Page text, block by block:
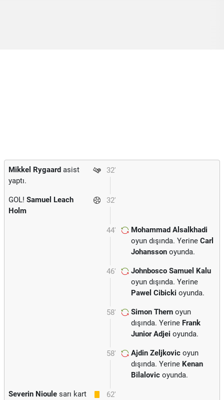
32'
Mikkel Rygaard asist
yaptı.
32'
GOL! Samuel Leach
Holm
44'
Mohammad Alsalkhadi
oyun dışında. Yerine Carl
Johansson oyunda.
46'
Johnbosco Samuel Kalu
oyun dışında. Yerine
Pawel Cibicki oyunda.
58' Simon Thern oyun
dışında. Yerine Frank
Junior Adjei oyunda.
58' Ajdin Zeljkovic oyun
dışında. Yerine Kenan
Bilalovic oyunda.
62'
Severin Nioule sarı kart